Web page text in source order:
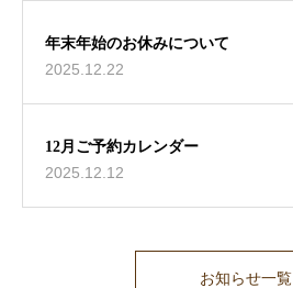
年末年始のお休みについて
2025.12.22
12月ご予約カレンダー
2025.12.12
お知らせ一覧